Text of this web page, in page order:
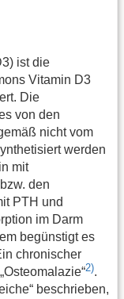
ist die
Vitamin D3
Die
von den
nicht vom
werden
mit
den
PTH und
im Darm
begünstigt es
chronischer
2).
beschrieben,